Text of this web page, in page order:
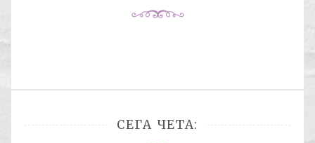
СЕГА ЧЕТА: